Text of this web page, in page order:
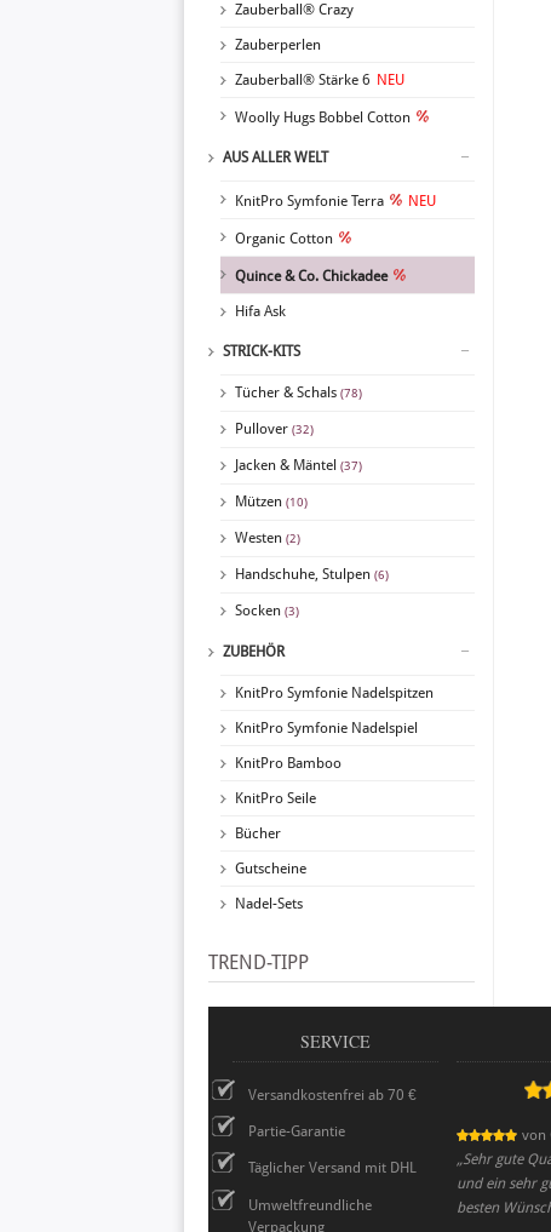
Zauberball® Crazy
Zauberperlen
Zauberball® Stärke 6 NEU
Woolly Hugs Bobbel Cotton
AUS ALLER WELT
KnitPro Symfonie Terra NEU
Organic Cotton
Quince & Co. Chickadee
Hifa Ask
STRICK-KITS
Tücher & Schals (78)
Pullover (32)
Jacken & Mäntel (37)
Mützen (10)
Westen (2)
Handschuhe, Stulpen (6)
Socken (3)
ZUBEHÖR
KnitPro Symfonie Nadelspitzen
KnitPro Symfonie Nadelspiel
KnitPro Bamboo
KnitPro Seile
Bücher
Gutscheine
Nadel-Sets
TREND-TIPP
SERVICE
Versandkostenfrei ab 70 €
Partie-Garantie
Täglicher Versand mit DHL
Umweltfreundliche
Verpackung
von
„Sehr gute
und ein sehr
besten